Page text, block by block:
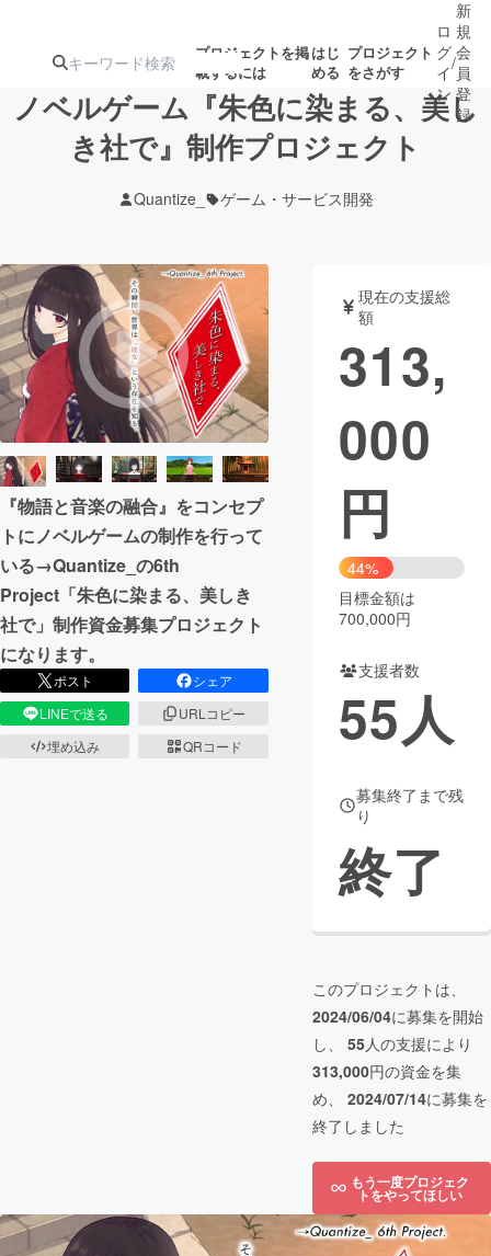
プロジェクトを掲
載するには
はじ
める
プロジェクト
をさがす
ターン
ジェクト
ロジェクト
アート・写真 音楽
テクノロジー・ガジェット ゲーム・サ
映像・映画
ビジネス・起業
まちづくり・地域活性化
CAMPFIRE for Social Good
CAMPFIRE Creation
CAMPFIREふるさと納税machi-ya コミュニティ
ロ
グ
イ
ン
/
新
規
会
員
登
録
ノベルゲーム『朱色に染まる、美し
き社で』制作プロジェクト
Quantize_ ゲーム・サービス開発
『物語と音楽の融合』をコンセプ
トにノベルゲームの制作を行って
いる→Quantize_の6th
Project「朱色に染まる、美しき
社で」制作資金募集プロジェクト
になります。
ポスト
シェア
LINEで送る
URLコピー
埋め込み
QRコード
現在の支援総
額
313,
000
円
44%
目標金額は
700,000円
支援者数
55人
募集終了まで残
り
終了
このプロジェクトは、
2024/06/04に募集を開始
し、 55人の支援により
313,000円の資金を集
め、 2024/07/14に募集を
終了しました
もう一度プロジェク
トをやってほしい